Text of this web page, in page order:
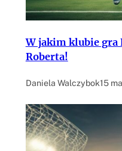
W jakim klubie gra
Roberta!
Daniela Walczybok15